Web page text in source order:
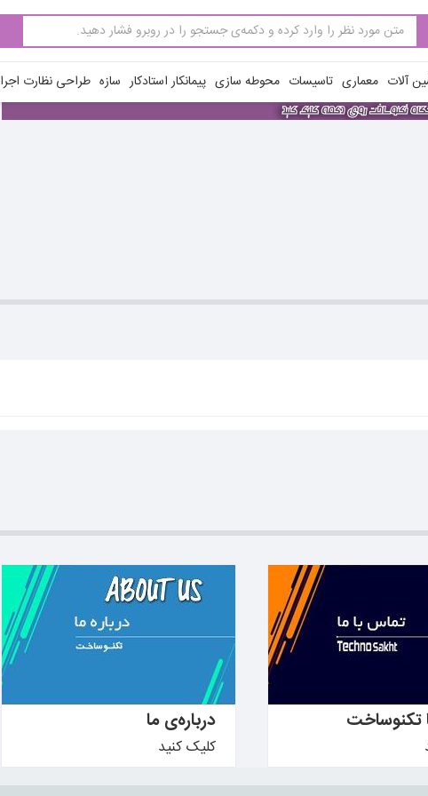
آلات معماری تاسیسات محوطه سازی پیمانکار استادکار سازه طراحی نظارت اجرا
تکنوساخت
بیشتر بدانید ←
درباره‌ی ما
کلیک کنید